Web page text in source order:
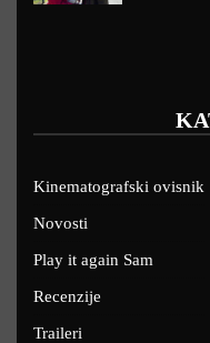
Kinematografski ovisnik
Novosti
Play it again Sam
Recenzije
Traileri